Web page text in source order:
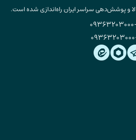
و پوشش‌دهی سراسر ایران راه‌اندازی شده است.
09363203000
09363203000